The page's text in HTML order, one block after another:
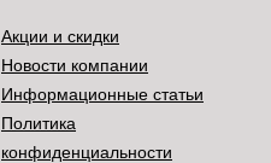
Акции и скидки
Новости компании
Информационные статьи
Политика
конфиденциальности